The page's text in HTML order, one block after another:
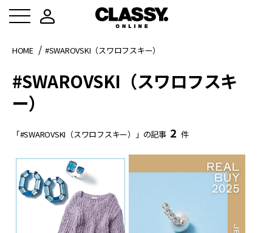
HOME #SWAROVSKI（スワロフスキー）
#SWAROVSKI（スワロフスキ
ー）
「#SWAROVSKI（スワロフスキー）」の記事 2 件